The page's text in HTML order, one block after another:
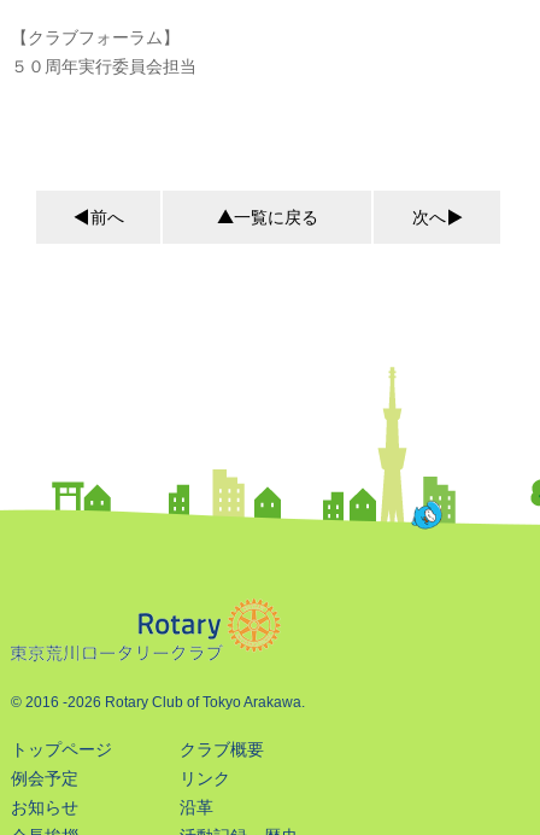
【クラブフォーラム】
５０周年実行委員会担当
前へ 一覧に戻る 次へ
© 2016 -2026 Rotary Club of Tokyo Arakawa.
トップページ
例会予定
お知らせ
クラブ概要
リンク
沿革